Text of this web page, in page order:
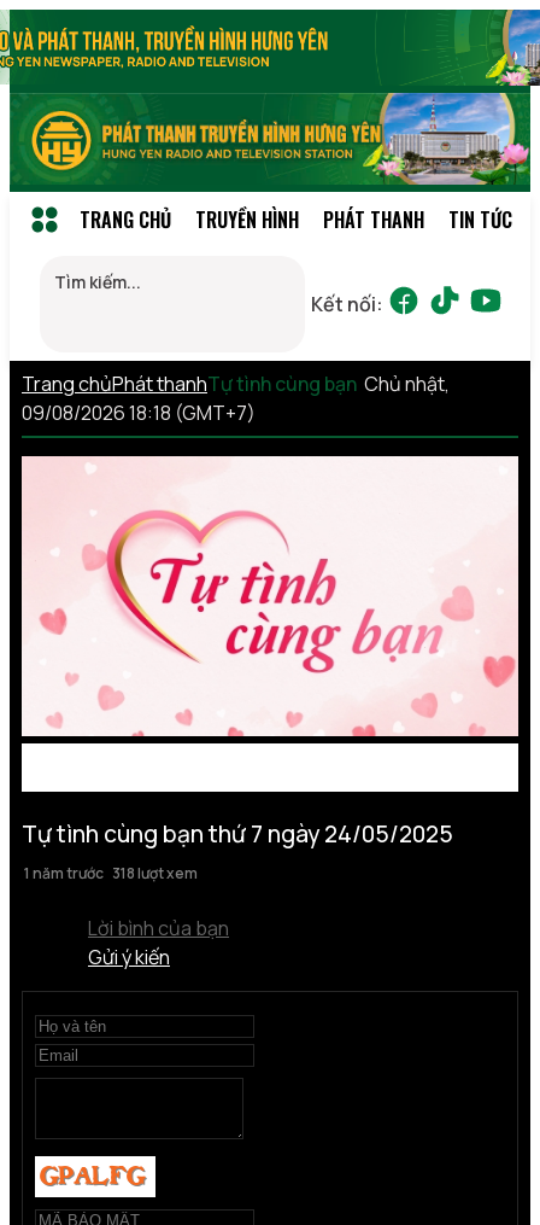
TRANG CHỦ TRUYỀN HÌNH PHÁT THANH TIN TỨC
Kết nối:
Trang chủPhát thanhTự tình cùng bạn Chủ nhật,
09/08/2026 18:18 (GMT+7)
Tự tình cùng bạn thứ 7 ngày 24/05/2025
1 năm trước 318 lượt xem
Lời bình của bạn
Gửi ý kiến